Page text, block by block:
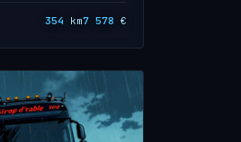
354 km7 578 €